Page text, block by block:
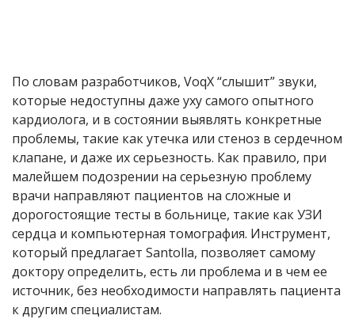
По словам разработчиков, VoqX “слышит” звуки,
которые недоступны даже уху самого опытного
кардиолога, и в состоянии выявлять конкретные
проблемы, такие как утечка или стеноз в сердечном
клапане, и даже их серьезность. Как правило, при
малейшем подозрении на серьезную проблему
врачи направляют пациентов на сложные и
дорогостоящие тесты в больнице, такие как УЗИ
сердца и компьютерная томография. Инструмент,
который предлагает Santolla, позволяет самому
доктору определить, есть ли проблема и в чем ее
источник, без необходимости направлять пациента
к другим специалистам.